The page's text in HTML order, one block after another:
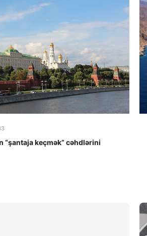
“şantaja keçmək” cəhdlərini